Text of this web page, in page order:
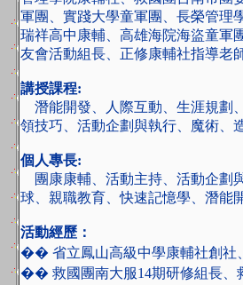
軍團、實踐大學童軍團、長榮管理
瑞祥高中康輔、高雄海院海盜童軍
友會活動組長、正修康輔社指導老
講授課程:
潛能開發、人際互動、生涯規劃
領技巧、活動企劃與執行、魔術
個人專長:
團康康輔、活動主持、活動企劃
球、親職教育、快速記憶學、潛能
活動經歷：
�� 省立鳳山高級中學康輔社創社
�� 救國團南大服14期研修組長、